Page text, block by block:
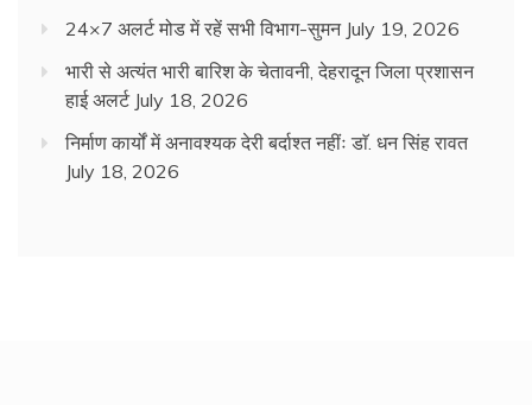
24×7 अलर्ट मोड में रहें सभी विभाग-सुमन July 19, 2026
भारी से अत्यंत भारी बारिश के चेतावनी, देहरादून जिला प्रशासन
हाई अलर्ट July 18, 2026
निर्माण कार्यों में अनावश्यक देरी बर्दाश्त नहींः डाॅ. धन सिंह रावत
July 18, 2026